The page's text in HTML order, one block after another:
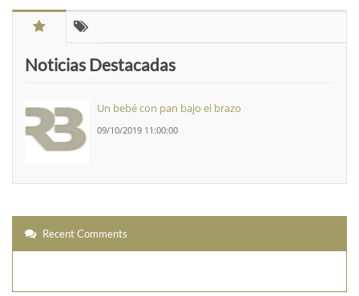
Noticias Destacadas
Un bebé con pan bajo el brazo
09/10/2019 11:00:00
Recent Comments